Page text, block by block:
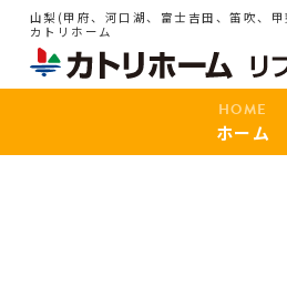
山梨(甲府、河口湖、富士吉田、笛吹、
カトリホーム
HOME
ホーム